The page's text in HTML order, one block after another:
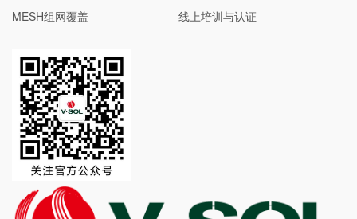
MESH组网覆盖
线上培训与认证